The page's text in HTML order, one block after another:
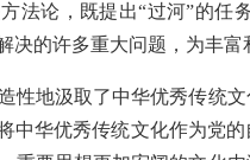
法论，既提出“过河”的任
决的许多重大问题，为丰
地汲取了中华优秀传统文
中华优秀传统文化作为党